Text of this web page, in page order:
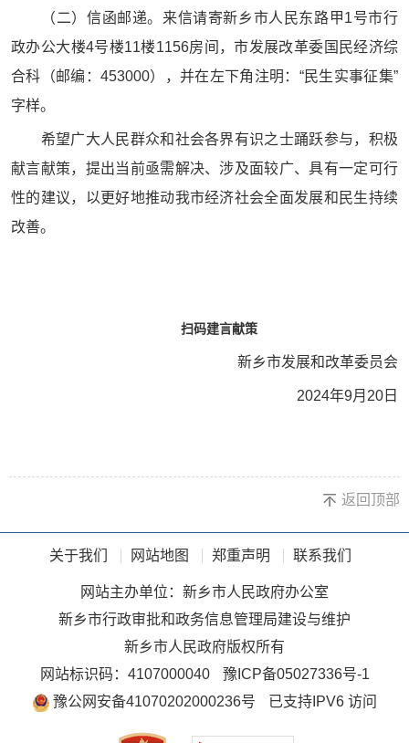
（二）信函邮递。来信请寄新乡市人民东路甲1号市行
政办公大楼4号楼11楼1156房间，市发展改革委国民经济综
合科（邮编：453000），并在左下角注明：“民生实事征集”
字样。
希望广大人民群众和社会各界有识之士踊跃参与，积极
献言献策，提出当前亟需解决、涉及面较广、具有一定可行
性的建议，以更好地推动我市经济社会全面发展和民生持续
改善。
扫码建言献策
新乡市发展和改革委员会
2024年9月20日
返回顶部
关于我们 网站地图 郑重声明 联系我们
网站主办单位：新乡市人民政府办公室
新乡市行政审批和政务信息管理局建设与维护
新乡市人民政府版权所有
网站标识码：4107000040
豫ICP备05027336号-1
豫公网安备41070202000236号
已支持IPV6 访问